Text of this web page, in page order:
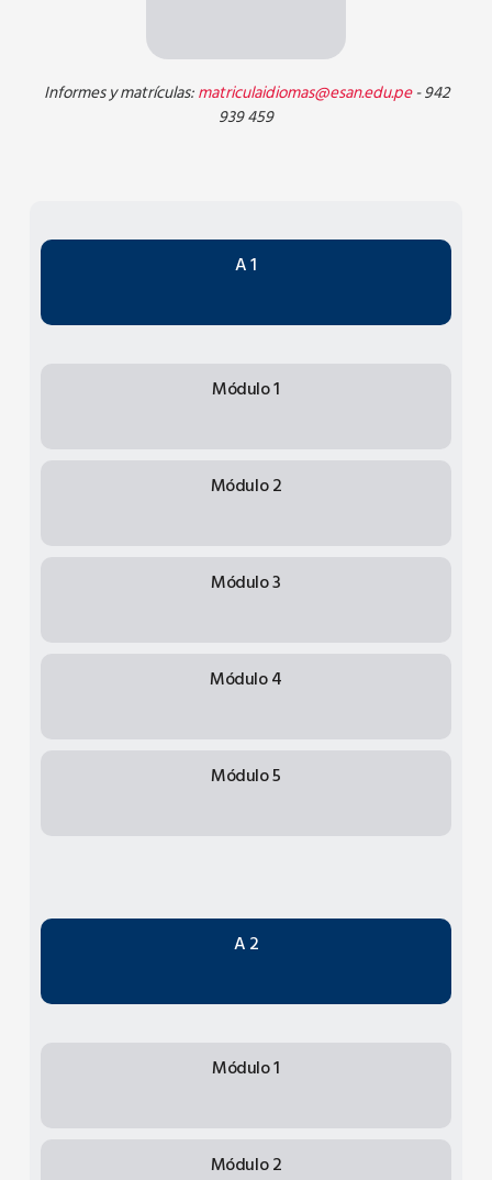
Informes y matrículas:matriculaidiomas@esan.edu.pe- 942
939 459
A 1
Módulo 1
Módulo 2
Módulo 3
Módulo 4
Módulo 5
A 2
Módulo 1
Módulo 2